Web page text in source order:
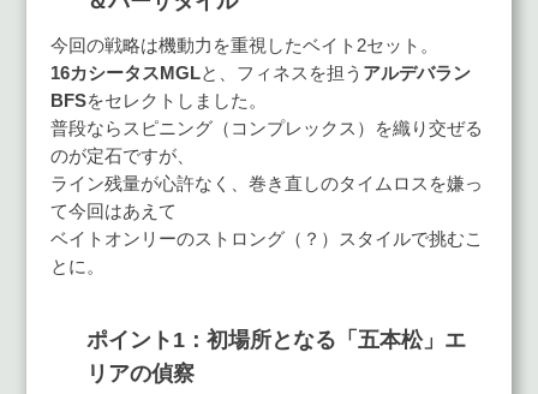
今回の戦略は機動力を重視したベイト2セット。
16カシータスMGLと、フィネスを担う アルデバラン
BFSをセレクトしました。
普段ならスピニング（コンプレックス）を織り交ぜる
のが定石ですが、
ライン残量が心許なく、巻き直しのタイムロスを嫌っ
て今回はあえて
ベイトオンリーのストロング（？）スタイルで挑むこ
とに。
ポイント1：初場所となる「五本松」エ
リアの偵察